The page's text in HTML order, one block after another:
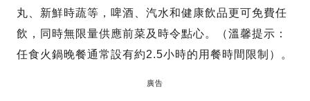
丸、新鮮時蔬等，啤酒、汽水和健康飲品更可免費任
飲，同時無限量供應前菜及時令點心。（溫馨提示：
任食火鍋晚餐通常設有約2.5小時的用餐時間限制）。
廣告